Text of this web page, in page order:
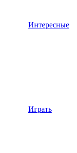
Интересные
Играть